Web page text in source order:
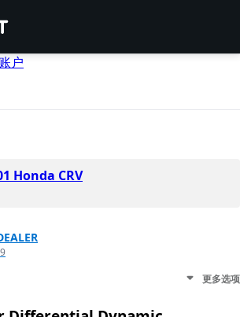
户
Honda CRV
更多选项